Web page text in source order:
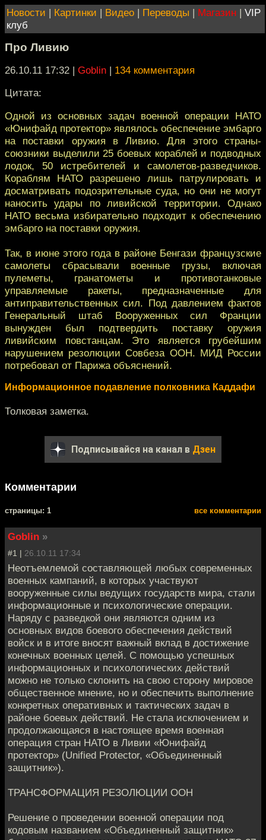
Новости | Картинки | Видео | Переводы | Магазин | VIP
клуб
Про Ливию
26.10.11 17:32 | Goblin | 134 комментария
Цитата:
Одной из основных задач военной операции НАТО
«Юнифайд протектор» являлось обеспечение эмбарго
на поставки оружия в Ливию. Для этого страны-
союзники выделили 25 боевых кораблей и подводных
лодок, 50 истребителей и самолетов-разведчиков.
Кораблям НАТО разрешено лишь патрулировать и
досматривать подозрительные суда, но они не могут
наносить удары по ливийской территории. Однако
НАТО весьма избирательно подходит к обеспечению
эмбарго на поставки оружия.
Так, в июне этого года в районе Бенгази французские
самолеты сбрасывали военные грузы, включая
пулеметы, гранатометы и противотанковые
управляемые ракеты, предназначенные для
антиправительственных сил. Под давлением фактов
Генеральный штаб Вооруженных сил Франции
вынужден был подтвердить поставку оружия
ливийским повстанцам. Это является грубейшим
нарушением резолюции Совбеза ООН. МИД России
потребовал от Парижа объяснений.
Информационное подавление полковника Каддафи
Толковая заметка.
Подписывайся на канал в Дзен
Комментарии
cтраницы: 1 все комментарии
Goblin »
#1 | 26.10.11 17:34
Неотъемлемой составляющей любых современных
военных кампаний, в которых участвуют
вооруженные силы ведущих государств мира, стали
информационные и психологические операции.
Наряду с разведкой они являются одним из
основных видов боевого обеспечения действий
войск и в итоге вносят важный вклад в достижение
конечных военных целей. С помощью успешных
информационных и психологических действий
можно не только склонить на свою сторону мировое
общественное мнение, но и обеспечить выполнение
конкретных оперативных и тактических задач в
районе боевых действий. Не стала исключением и
продолжающаяся в настоящее время военная
операция стран НАТО в Ливии «Юнифайд
протектор» (Unified Protector, «Объединенный
защитник»).
ТРАНСФОРМАЦИЯ РЕЗОЛЮЦИИ ООН
Решение о проведении военной операции под
кодовым названием «Объединенный защитник»